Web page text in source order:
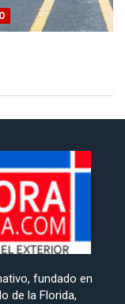
fundado en
de la Florida,